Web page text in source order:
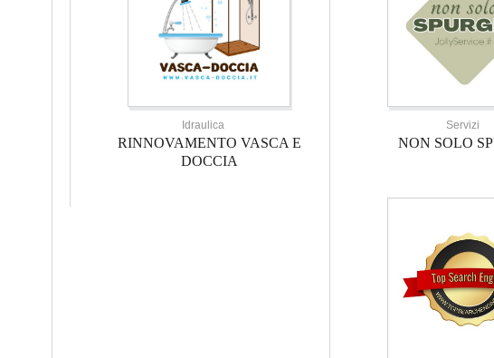
Idraulica
RINNOVAMENTO VASCA E
DOCCIA
Servizi
NON SOLO